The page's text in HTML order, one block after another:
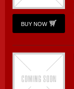
BUY NOW